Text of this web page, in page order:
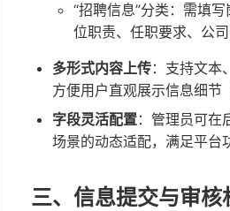
“招聘信息”分类：需填
位职责、任职要求、公司
多形式内容上传：支持文本
方便用户直观展示信息细节
字段灵活配置：管理员可在
场景的动态适配，满足平台
三、信息提交与审核